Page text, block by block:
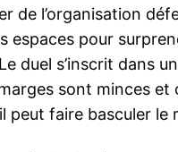
de l’organisation
espaces pour
duel s’inscrit dans
sont minces et
peut faire basculer le